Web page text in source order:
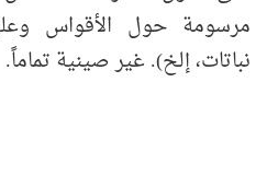
مرسومة حول الأقواس
نباتات، إلخ). غير صينية تماماً.